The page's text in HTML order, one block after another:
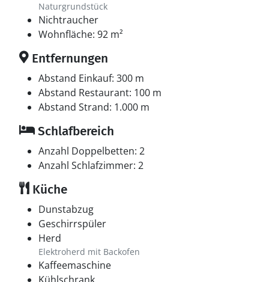
Naturgrundstück
Nichtraucher
Wohnfläche: 92 m²
Entfernungen
Abstand Einkauf: 300 m
Abstand Restaurant: 100 m
Abstand Strand: 1.000 m
Schlafbereich
Anzahl Doppelbetten: 2
Anzahl Schlafzimmer: 2
Küche
Dunstabzug
Geschirrspüler
Herd
Elektroherd mit Backofen
Kaffeemaschine